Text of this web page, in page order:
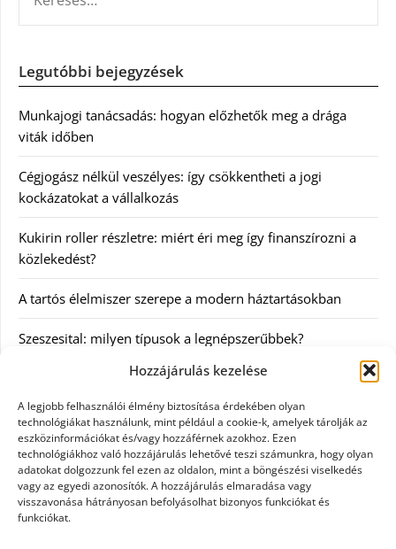
Hozzájárulás kezelése
A legjobb felhasználói élmény biztosítása érdekében olyan
technológiákat használunk, mint például a cookie-k, amelyek tárolják az
eszközinformációkat és/vagy hozzáférnek azokhoz. Ezen
technológiákhoz való hozzájárulás lehetővé teszi számunkra, hogy olyan
adatokat dolgozzunk fel ezen az oldalon, mint a böngészési viselkedés
vagy az egyedi azonosítók. A hozzájárulás elmaradása vagy
visszavonása hátrányosan befolyásolhat bizonyos funkciókat és
funkciókat.
Legutóbbi bejegyzések
Munkajogi tanácsadás: hogyan előzhetők meg a drága
viták időben
Cégjogász nélkül veszélyes: így csökkentheti a jogi
kockázatokat a vállalkozás
Kukirin roller részletre: miért éri meg így finanszírozni a
közlekedést?
A tartós élelmiszer szerepe a modern háztartásokban
Szeszesital: milyen típusok a legnépszerűbbek?
Egyéb
Irodalom
Szolgáltatás